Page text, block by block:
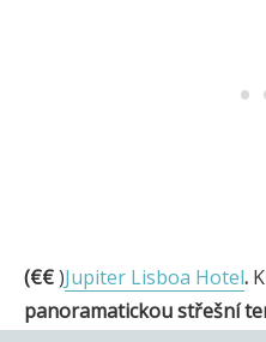
(€€)Jupiter Lisboa Hotel.
panoramatickou střešní